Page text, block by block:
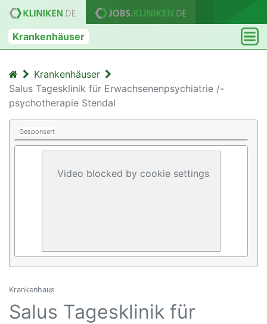
Krankenhäuser
Krankenhäuser
Salus Tagesklinik für Erwachsenenpsychiatrie /-
psychotherapie Stendal
Gesponsert
Video blocked by cookie settings
Krankenhaus
Salus Tagesklinik für